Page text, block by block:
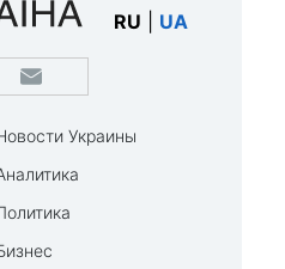
RU UA
Украины